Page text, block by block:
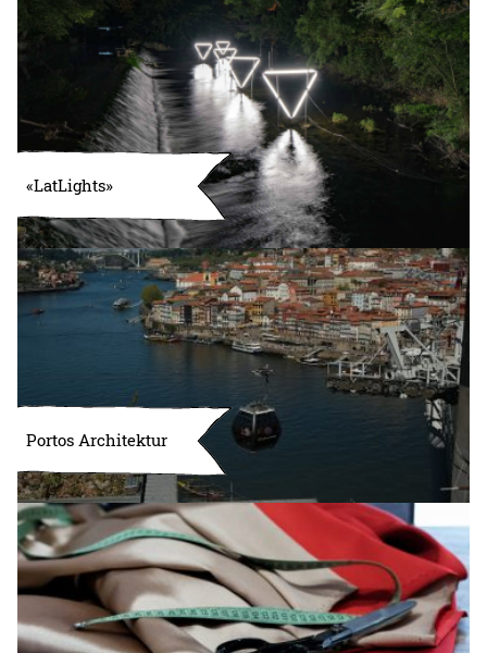
«LatLights»
Portos Architektur